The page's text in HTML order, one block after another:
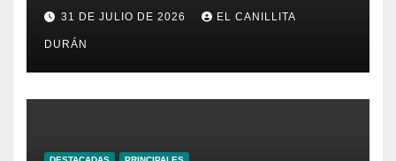
31 DE JULIO DE 2026 EL CANILLITA
DURÁN